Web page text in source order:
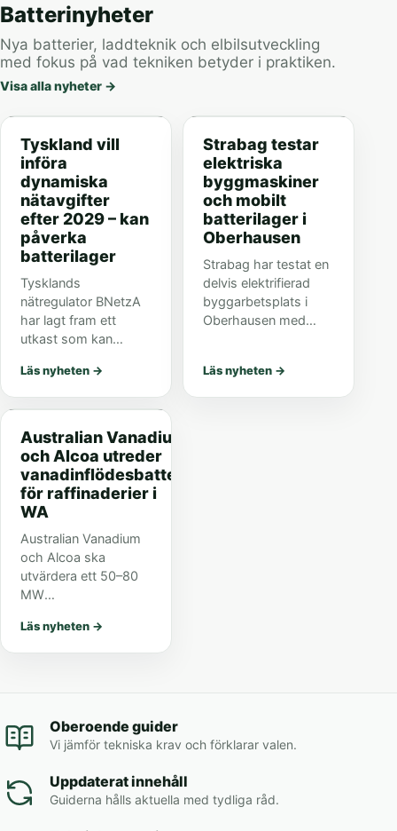
Batterinyheter
Nya batterier, laddteknik och elbilsutveckling
med fokus på vad tekniken betyder i praktiken.
Visa alla nyheter →
Tyskland vill
införa
dynamiska
nätavgifter
efter 2029 – kan
påverka
batterilager
Tysklands
nätregulator BNetzA
har lagt fram ett
utkast som kan
beteende från 2029,
men osäkerheten
kring batterilagers
affärscase kvarstår.
Läs nyheten →
Strabag testar
elektriska
byggmaskiner
och mobilt
batterilager i
Oberhausen
Strabag har testat en
delvis elektrifierad
byggarbetsplats i
Oberhausen med
Erfarenheter från
praktisk drift är
Läs nyheten →
Australian Vanadium
och Alcoa utreder
vanadinflödesbatteri
för raffinaderier i
WA
Australian Vanadium
och Alcoa ska
utvärdera ett 50–80
MW
för alumina-
raffinaderier i Western
Läs nyheten →
Oberoende guider
Vi jämför tekniska krav och förklarar valen.
Uppdaterat innehåll
Guiderna hålls aktuella med tydliga råd.